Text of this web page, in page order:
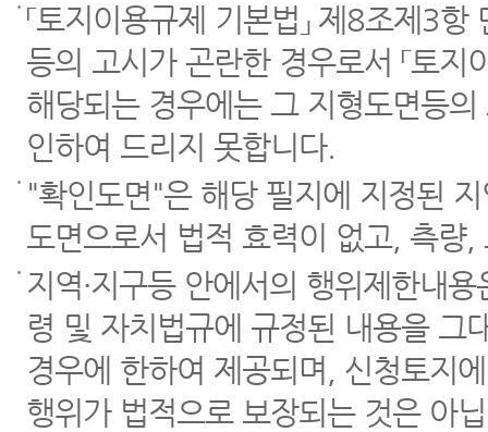
「토지이용규제 기본법」 제8조제3
등의 고시가 곤란한 경우로서 「토
해당되는 경우에는 그 지형도면등
인하여 드리지 못합니다.
"확인도면"은 해당 필지에 지정된
도면으로서 법적 효력이 없고, 측량
지역·지구등 안에서의 행위제한내
령 및 자치법규에 규정된 내용을 그
경우에 한하여 제공되며, 신청토지
행위가 법적으로 보장되는 것은 아